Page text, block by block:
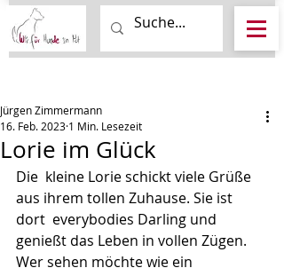
Lorie im Glück
Jürgen Zimmermann
16. Feb. 2023 1 Min. Lesezeit
Die  kleine Lorie schickt viele Grüße
aus ihrem tollen Zuhause. Sie ist
dort  everybodies Darling und
genießt das Leben in vollen Zügen.
Wer sehen möchte wie ein